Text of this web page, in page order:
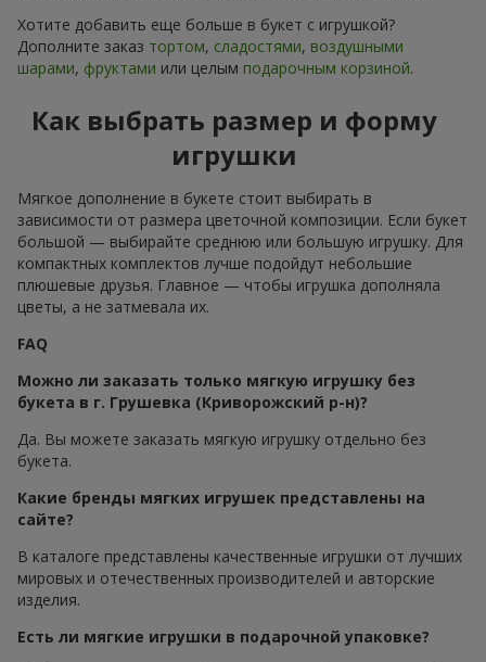
Хотите добавить еще больше в букет с игрушкой?
Дополните заказ тортом, сладостями, воздушными
шарами, фруктами или целым подарочным корзиной.
Как выбрать размер и форму
игрушки
Мягкое дополнение в букете стоит выбирать в
зависимости от размера цветочной композиции. Если букет
большой — выбирайте среднюю или большую игрушку. Для
компактных комплектов лучше подойдут небольшие
плюшевые друзья. Главное — чтобы игрушка дополняла
цветы, а не затмевала их.
FAQ
Можно ли заказать только мягкую игрушку без
букета в г. Грушевка (Криворожский р-н)?
Да. Вы можете заказать мягкую игрушку отдельно без
букета.
Какие бренды мягких игрушек представлены на
сайте?
В каталоге представлены качественные игрушки от лучших
мировых и отечественных производителей и авторские
изделия.
Есть ли мягкие игрушки в подарочной упаковке?